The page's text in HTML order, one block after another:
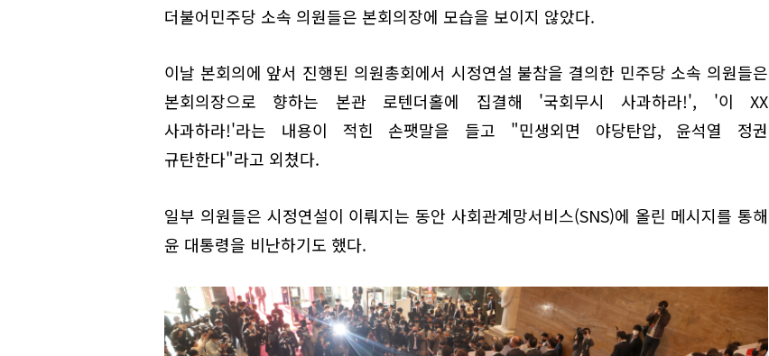
더불어민주당 소속 의원들은 본회의장에 모습을 보이지 않았다.
이날 본회의에 앞서 진행된 의원총회에서 시정연설 불참을 결의한 민주당 소속 의원들은
본회의장으로 향하는 본관 로텐더홀에 집결해 '국회무시 사과하라!', '이 XX
사과하라!'라는 내용이 적힌 손팻말을 들고 "민생외면 야당탄압, 윤석열 정권
규탄한다"라고 외쳤다.
일부 의원들은 시정연설이 이뤄지는 동안 사회관계망서비스(SNS)에 올린 메시지를 통해
윤 대통령을 비난하기도 했다.